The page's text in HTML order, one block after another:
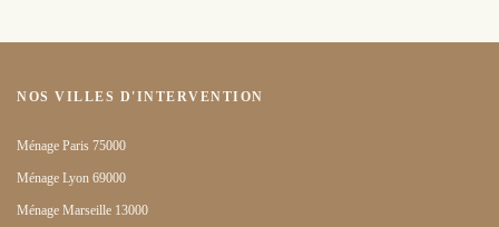
NOS VILLES D'INTERVENTION
Ménage Paris 75000
Ménage Lyon 69000
Ménage Marseille 13000